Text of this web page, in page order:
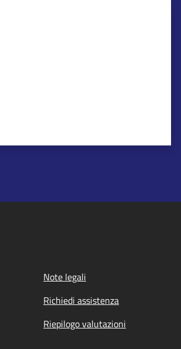
Note legali
Richiedi assistenza
Riepilogo valutazioni